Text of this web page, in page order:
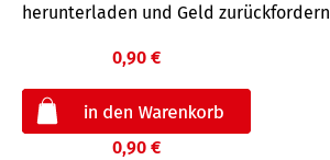
herunterladen und Geld zurückfordern
0,90 €
0,90 €